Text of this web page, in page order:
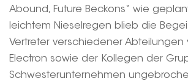
Abound, Future Beckons“ wie
leichtem Nieselregen blieb die
Vertreter verschiedener Abteilungen
Electron sowie der Kollegen der
Schwesterunternehmen